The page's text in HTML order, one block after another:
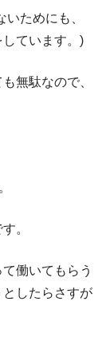
ためにも、
ています。)
無駄なので、
。
働いてもらう
したらさすが